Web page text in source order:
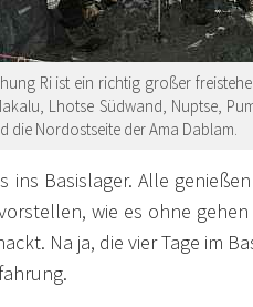
Ri ist ein richtig großer
Lhotse Südwand, Nuptse,
die Nordostseite der Ama Dablam.
ins Basislager. Alle
wie es ohne
Na ja, die vier Tage im